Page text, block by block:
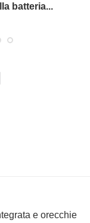
batteria...
e orecchie